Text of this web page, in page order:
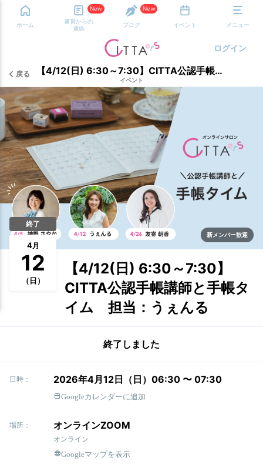
ホーム
New
運営からの
連絡
New
ブログ イベント メニュー
ログイン
戻る 【4/12(日) 6:30～7:30】CITTA公認手帳講師と手帳タイム 担当：うぇんる
イベント
新メンバー歓迎
終了
4月
12
（日）
【4/12(日) 6:30～7:30】
CITTA公認手帳講師と手帳タ
イム 担当：うぇんる
終了しました
日時： 2026年4月12日（日）06:30 〜 07:30
Googleカレンダーに追加
場所： オンラインZOOM
オンライン
Googleマップを表示